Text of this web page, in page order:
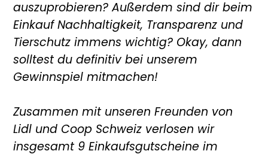
auszuprobieren? Außerdem sind dir beim
Einkauf Nachhaltigkeit, Transparenz und
Tierschutz immens wichtig? Okay, dann
solltest du definitiv bei unserem
Gewinnspiel mitmachen!
Zusammen mit unseren Freunden von
Lidl und Coop Schweiz verlosen wir
insgesamt 9 Einkaufsgutscheine im